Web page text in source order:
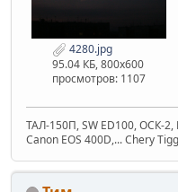
4280.jpg
95.04 КБ, 800x600
просмотров: 1107
ТАЛ-150П, SW ED100, ОСК-
Canon EOS 400D,... Chery